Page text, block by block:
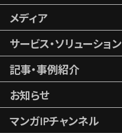
メディア
サービス・ソリューション
記事・事例紹介
お知らせ
マンガIPチャンネル